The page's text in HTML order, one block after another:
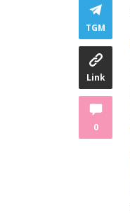
TGM
Link
0